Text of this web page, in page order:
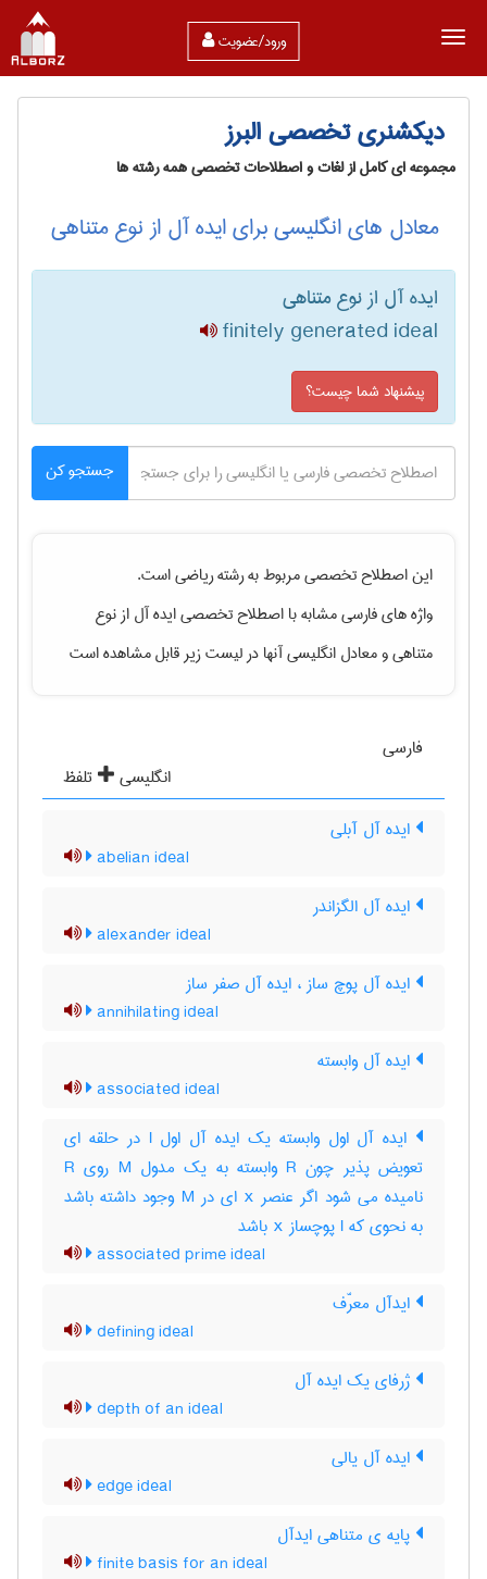
ورود/عضویت
دیکشنری تخصصی البرز
مجموعه ای کامل از لغات و اصطلاحات تخصصی همه رشته ها
معادل های انگلیسی برای ایده آل از نوع متناهی
ایده آل از نوع متناهی
finitely generated ideal
پیشنهاد شما چیست؟
جستجو کن
این اصطلاح تخصصی مربوط به رشتهرياضیاست.
واژه های فارسی مشابه با اصطلاح تخصصیایده آل از نوع
متناهیو معادل انگلیسی آنها در لیست زیر قابل مشاهده است
فارسی
انگلیسی
تلفظ
ایده آل آبلی
abelian ideal
ایده آل الگزاندر
alexander ideal
ایده آل پوچ ساز ، ایده آل صفر ساز
annihilating ideal
ایده آل وابسته
associated ideal
ایده آل اول وابسته یک ایده آل اول I در حلقه ای
تعویض پذیر چون R وابسته به یک مدول M روی R
نامیده می شود اگر عنصر x ای در M وجود داشته باشد
به نحوی که I پوچساز x باشد
associated prime ideal
ایدآل معرّف
defining ideal
ژرفای یک ایده آل
depth of an ideal
ایده آل یالی
edge ideal
پایه ی متناهی ایدآل
finite basis for an ideal